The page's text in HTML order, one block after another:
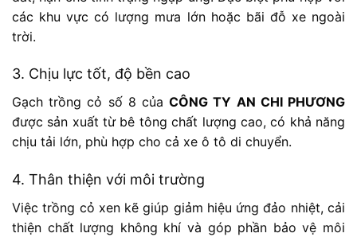
các khu vực có lượng mưa lớn hoặc bãi đỗ xe ngoài
trời.
3. Chịu lực tốt, độ bền cao
Gạch trồng cỏ số 8 củaCÔNG TY AN CHI PHƯƠNG
được sản xuất từ bê tông chất lượng cao, có khả năng
chịu tải lớn, phù hợp cho cả xe ô tô di chuyển.
4. Thân thiện với môi trường
Việc trồng cỏ xen kẽ giúp giảm hiệu ứng đảo nhiệt, cải
thiện chất lượng không khí và góp phần bảo vệ môi